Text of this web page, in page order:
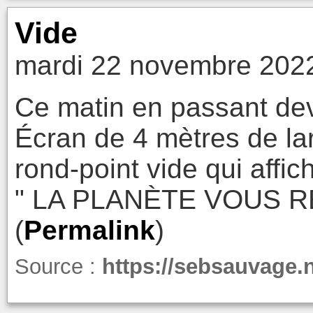
Vide
mardi 22 novembre
Ce matin en passant
Écran de 4 mètres de
rond-point vide qui
" LA PLANÈTE VOUS
(Permalink)
Source : https://